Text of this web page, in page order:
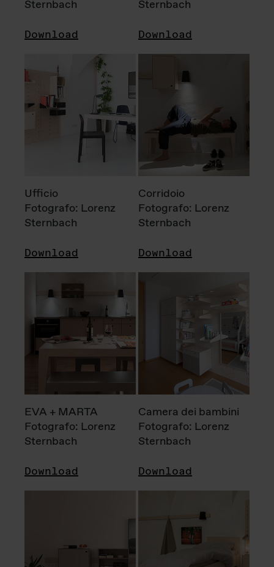
Sternbach
Download
Sternbach
Download
Ufficio
Fotografo: Lorenz
Sternbach
Download
Corridoio
Fotografo: Lorenz
Sternbach
Download
EVA + MARTA
Fotografo: Lorenz
Sternbach
Download
Camera dei bambini
Fotografo: Lorenz
Sternbach
Download